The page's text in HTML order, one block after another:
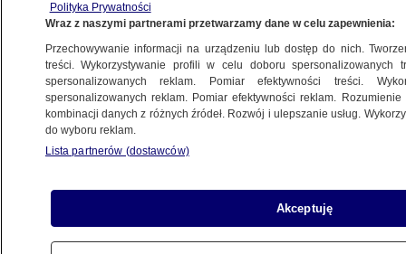
stopy procentowe przy obecnej inflacji
25.03.2024, 10:32
Udostępnij
Polityka Prywatności
Wraz z naszymi partnerami przetwarzamy dane w celu zapewnienia:
Przechowywanie informacji na urządzeniu lub dostęp do nich.
treści. Wykorzystywanie profili w celu doboru spersonalizowanych
spersonalizowanych reklam. Pomiar efektywności treści.
spersonalizowanych reklam. Pomiar efektywności reklam.
kombinacji danych z różnych źródeł. Rozwój i ulepszanie usług.
do wyboru reklam.
Lista partnerów (dostawców)
Akceptuję